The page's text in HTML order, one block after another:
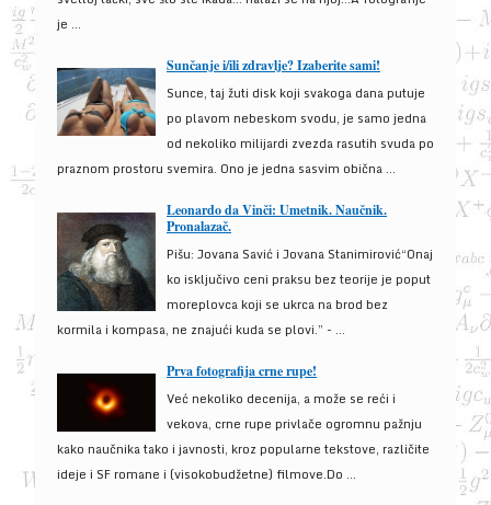
je ...
Sunčanje i/ili zdravlje? Izaberite sami!
Sunce, taj žuti disk koji svakoga dana putuje
po plavom nebeskom svodu, je samo jedna
od nekoliko milijardi zvezda rasutih svuda po
praznom prostoru svemira. Ono je jedna sasvim obična ...
Leonardo da Vinči: Umetnik. Naučnik.
Pronalazač.
Pišu: Jovana Savić i Jovana Stanimirović“Onaj
ko isključivo ceni praksu bez teorije je poput
moreplovca koji se ukrca na brod bez
kormila i kompasa, ne znajući kuda se plovi.” - ...
Prva fotografija crne rupe!
Već nekoliko decenija, a može se reći i
vekova, crne rupe privlače ogromnu pažnju
kako naučnika tako i javnosti, kroz popularne tekstove, različite
ideje i SF romane i (visokobudžetne) filmove.Do ...